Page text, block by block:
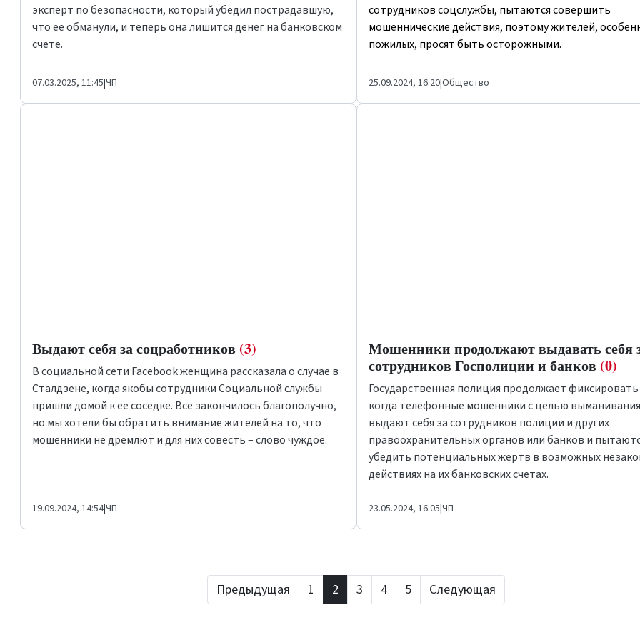
эксперт по безопасности, который убедил пострадавшую,
что ее обманули, и теперь она лишится денег на банковском
счете.
07.03.2025, 11:45|ЧП
сотрудников соцслужбы, пытаются совершить
мошеннические действия, поэтому жителей,
пожилых, просят быть осторожными.
25.09.2024, 16:20|Общество
Выдают себя за соцработников (3)
В социальной сети Facebook женщина рассказала о случае в
Сталдзене, когда якобы сотрудники Социальной службы
пришли домой к ее соседке. Все закончилось благополучно,
но мы хотели бы обратить внимание жителей на то, что
мошенники не дремлют и для них совесть – слово чуждое.
19.09.2024, 14:54|ЧП
Мошенники продолжают выдавать себя
сотрудников Госполиции и банков (0)
Государственная полиция продолжает фиксировать
когда телефонные мошенники с целью
выдают себя за сотрудников полиции и других
правоохранительных органов или банков и
убедить потенциальных жертв в возможных
действиях на их банковских счетах.
23.05.2024, 16:05|ЧП
Предыдущая 1 2 3 4 5 Следующая